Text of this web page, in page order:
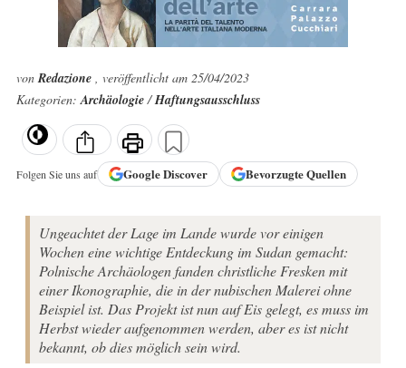
vonRedazione , veröffentlicht am 25/04/2023
Kategorien:Archäologie/Haftungsausschluss
Folgen Sie uns auf GoogleDiscover Bevorzugte Quellen
Ungeachtet der Lage im Lande wurde vor einigen
Wochen eine wichtige Entdeckung im Sudan gemacht:
Polnische Archäologen fanden christliche Fresken mit
einer Ikonographie, die in der nubischen Malerei ohne
Beispiel ist. Das Projekt ist nun auf Eis gelegt, es muss im
Herbst wieder aufgenommen werden, aber es ist nicht
bekannt, ob dies möglich sein wird.